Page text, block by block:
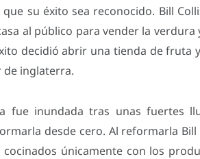
su éxito sea reconocido. Bill
al público para vender la
decidió abrir una tienda de fruta
de inglaterra.
fue inundada tras unas fuertes
desde cero. Al reformarla
únicamente con los